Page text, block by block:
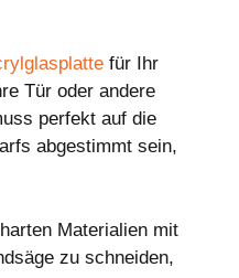
für Ihr
Tür oder andere
perfekt auf die
abgestimmt sein,
Materialien mit
zu schneiden,